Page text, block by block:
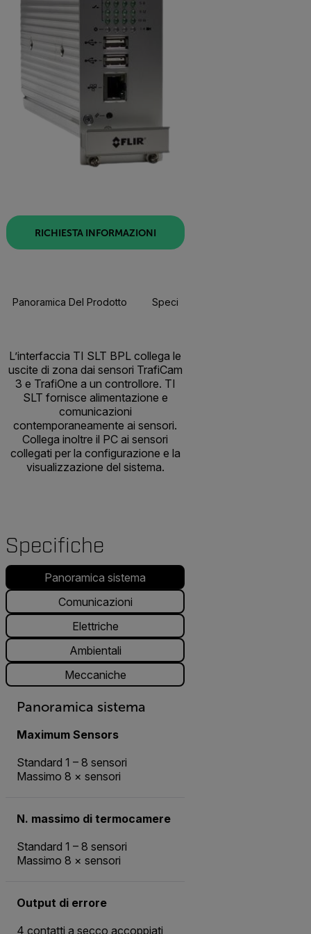
RICHIESTA INFORMAZIONI
Panoramica Del Prodotto Specifiche
L’interfaccia TI SLT BPL collega le
uscite di zona dai sensori TrafiCam
3 e TrafiOne a un controllore. TI
SLT fornisce alimentazione e
comunicazioni
contemporaneamente ai sensori.
Collega inoltre il PC ai sensori
collegati per la configurazione e la
visualizzazione del sistema.
Specifiche
Panoramica sistema
Comunicazioni
Elettriche
Ambientali
Meccaniche
Panoramica sistema
Maximum Sensors
Standard 1 – 8 sensori
Massimo 8 × sensori
N. massimo di termocamere
Standard 1 – 8 sensori
Massimo 8 × sensori
Output di errore
4 contatti a secco accoppiati